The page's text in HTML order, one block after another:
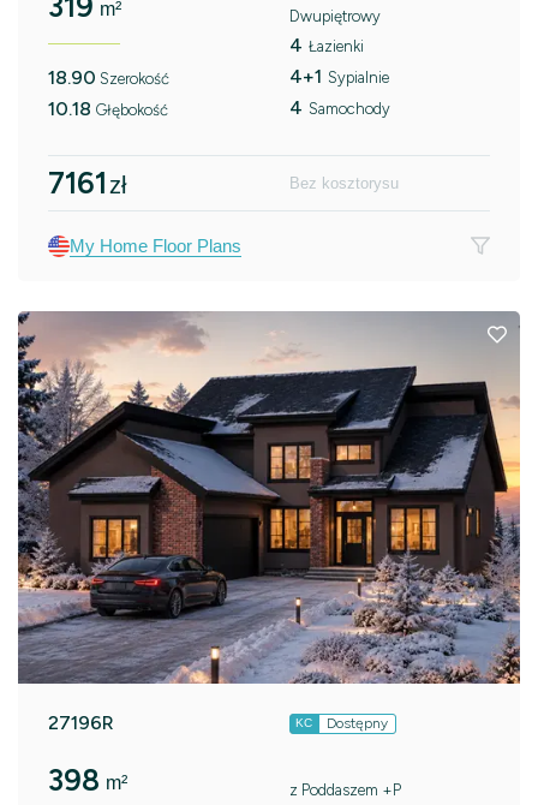
m²
18.90 Szerokość
10.18 Głębokość
Dwupiętrowy
4 Łazienki
4+1 Sypialnie
4 Samochody
7161 zł Bez kosztorysu
My Home Floor Plans
27196R KC Dostępny
398 m² z Poddaszem +P